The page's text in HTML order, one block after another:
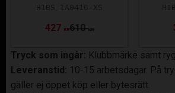
427 KR610 KR
Tryck som ingår: Klubbmärke samt
Leveranstid: 10-15 arbetsdagar. På
gäller ej öppet köp eller bytesrätt.